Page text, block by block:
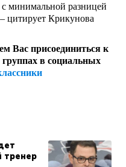
минимальной разницей
цитирует Крикунова
Вас присоединиться к
в социальных
тренер